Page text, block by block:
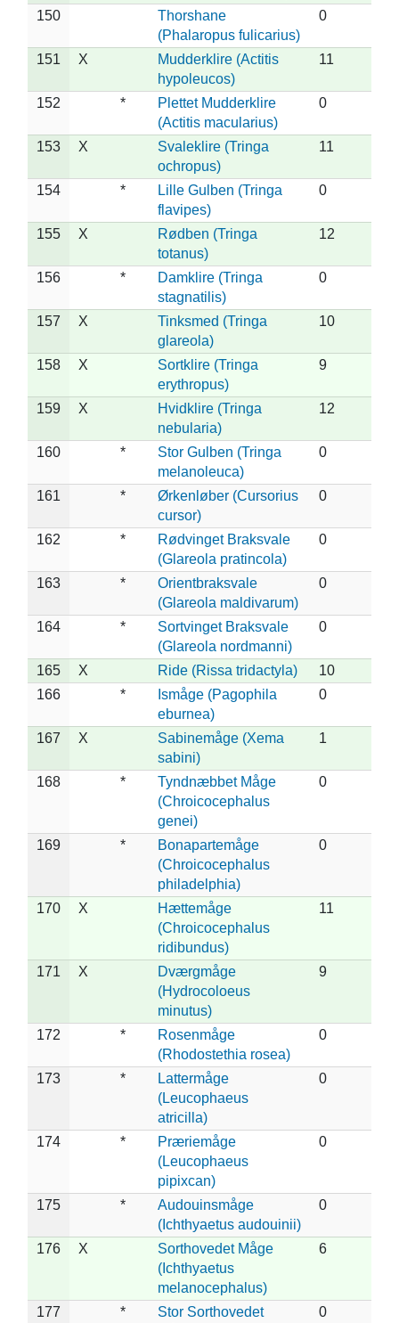
150
Thorshane
(Phalaropus fulicarius)
0
151 X
Mudderklire (Actitis
hypoleucos)
11
152 *
Plettet Mudderklire
(Actitis macularius)
0
153 X
Svaleklire (Tringa
ochropus)
11
154 *
Lille Gulben (Tringa
flavipes)
0
155 X
Rødben (Tringa
totanus)
12
156 *
Damklire (Tringa
stagnatilis)
0
157 X
Tinksmed (Tringa
glareola)
10
158 X
Sortklire (Tringa
erythropus)
9
159 X
Hvidklire (Tringa
nebularia)
12
160 *
Stor Gulben (Tringa
melanoleuca)
0
161 *
Ørkenløber (Cursorius
cursor)
0
162 *
Rødvinget Braksvale
(Glareola pratincola)
0
163 *
Orientbraksvale
(Glareola maldivarum)
0
164 *
Sortvinget Braksvale
(Glareola nordmanni)
0
165 X Ride (Rissa tridactyla)
10
166
*
Ismåge (Pagophila
eburnea)
0
167 X
Sabinemåge (Xema
sabini)
1
168 *
Tyndnæbbet Måge
(Chroicocephalus
genei)
0
169 *
Bonapartemåge
(Chroicocephalus
philadelphia)
0
170 X
Hættemåge
(Chroicocephalus
ridibundus)
11
171 X
Dværgmåge
(Hydrocoloeus
minutus)
9
172 *
Rosenmåge
(Rhodostethia rosea)
0
173 *
Lattermåge
(Leucophaeus
atricilla)
0
174 *
Præriemåge
(Leucophaeus
pipixcan)
0
175 *
Audouinsmåge
(Ichthyaetus audouinii)
0
176 X
Sorthovedet Måge
(Ichthyaetus
melanocephalus)
6
177 *
Stor Sorthovedet
0